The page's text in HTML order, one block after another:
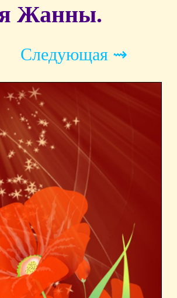
Жанны.
Следующая ⇝